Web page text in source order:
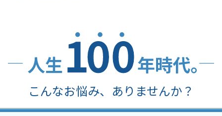
かんぽジャンクション
こんなお悩み、ありませんか？